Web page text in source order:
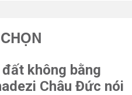
CHỌN
không bằng
Châu Đức nói